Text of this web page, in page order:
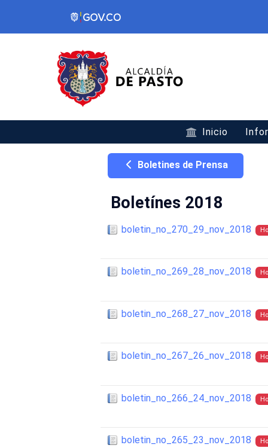
Inicio
Boletines de Prensa
Boletínes 2018
boletin_no_270_29_nov_2018
boletin_no_269_28_nov_2018
boletin_no_268_27_nov_2018
boletin_no_267_26_nov_2018
boletin_no_266_24_nov_2018
boletin_no_265_23_nov_2018